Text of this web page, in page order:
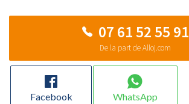
07 61 52 55 91
De la part de Alloj.com
Facebook WhatsApp